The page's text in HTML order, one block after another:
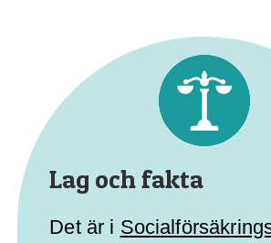
Lag och fakta
Det är i